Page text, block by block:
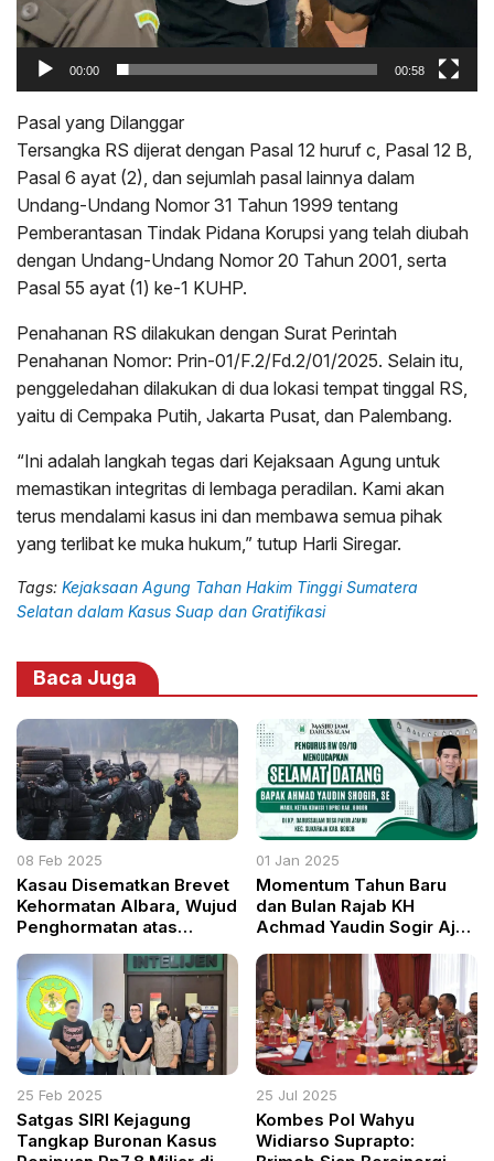
00:00 00:58
Pasal yang Dilanggar
Tersangka RS dijerat dengan Pasal 12 huruf c, Pasal 12 B,
Pasal 6 ayat (2), dan sejumlah pasal lainnya dalam
Undang-Undang Nomor 31 Tahun 1999 tentang
Pemberantasan Tindak Pidana Korupsi yang telah diubah
dengan Undang-Undang Nomor 20 Tahun 2001, serta
Pasal 55 ayat (1) ke-1 KUHP.
Penahanan RS dilakukan dengan Surat Perintah
Penahanan Nomor: Prin-01/F.2/Fd.2/01/2025. Selain itu,
penggeledahan dilakukan di dua lokasi tempat tinggal RS,
yaitu di Cempaka Putih, Jakarta Pusat, dan Palembang.
“Ini adalah langkah tegas dari Kejaksaan Agung untuk
memastikan integritas di lembaga peradilan. Kami akan
terus mendalami kasus ini dan membawa semua pihak
yang terlibat ke muka hukum,” tutup Harli Siregar.
Tags: Kejaksaan Agung Tahan Hakim Tinggi Sumatera
Selatan dalam Kasus Suap dan Gratifikasi
Baca Juga
08 Feb 2025
Kasau Disematkan Brevet
Kehormatan Albara, Wujud
Penghormatan atas
90 Kopasgat
01 Jan 2025
Momentum Tahun Baru
dan Bulan Rajab KH
Achmad Yaudin Sogir Ajak
Bogor Refleksi dan
Tingkatkan Kualitas Diri
25 Feb 2025
Satgas SIRI Kejagung
Tangkap Buronan Kasus
25 Jul 2025
Kombes Pol Wahyu
Widiarso Suprapto: